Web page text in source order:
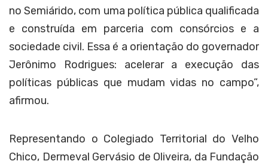
no Semiárido, com uma política pública qualificada
e construída em parceria com consórcios e a
sociedade civil. Essa é a orientação do governador
Jerônimo Rodrigues: acelerar a execução das
políticas públicas que mudam vidas no campo”,
afirmou.
Representando o Colegiado Territorial do Velho
Chico, Dermeval Gervásio de Oliveira, da Fundação